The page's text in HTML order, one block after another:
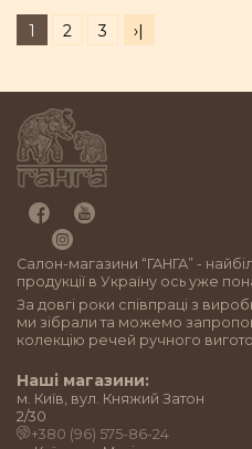
1 2 3 ›|
Салон-магазини “ГАНГА” -
продукції в Україну ось уже
За довгі роки співпраці з
ми зібрали та можемо
колекцію речей ручного
Наші магазини:
м. Київ, вул. Княжий Затон
2/30
+380 (96) 575-86-24